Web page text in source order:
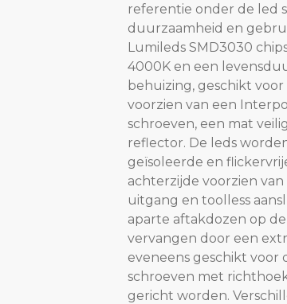
referentie onder de led
duurzaamheid en
Lumileds SMD3030
4000K en een
behuizing, geschikt
voorzien van een
schroeven, een mat
reflector. De leds
geïsoleerde en
achterzijde voorzien
uitgang en toolless
aparte aftakdozen op
vervangen door een
eveneens geschikt voor
schroeven met
gericht worden.